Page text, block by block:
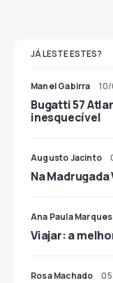
JÁ LESTE ESTES?
Manel Gabirra
Bugatti 57
inesquecível
Augusto Jacinto
Na Madrugada
Ana Paula Marques
Viajar: a
Rosa Machado